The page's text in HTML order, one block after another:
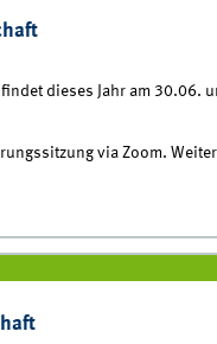
dieses Jahr am 30.06.
via Zoom.